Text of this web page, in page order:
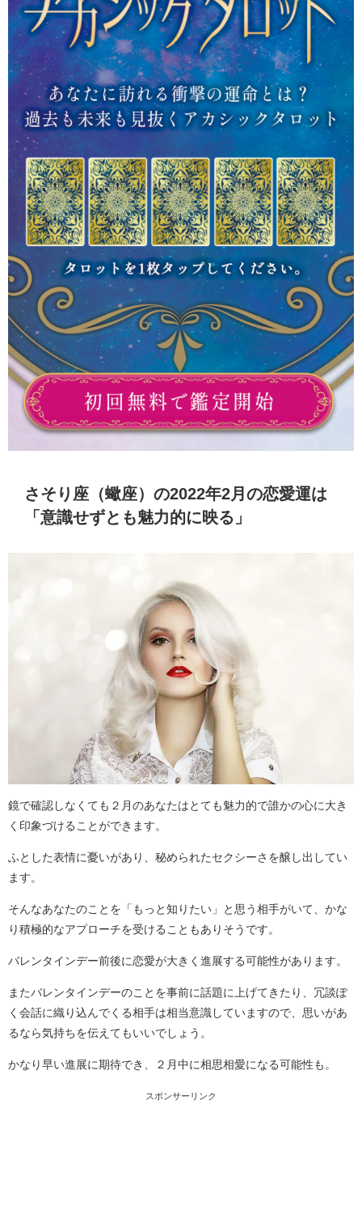
さそり座（蠍座）の2022年2月の恋愛運は
「意識せずとも魅力的に映る」
鏡で確認しなくても２月のあなたはとても魅力的で誰かの心に大き
く印象づけることができます。
ふとした表情に憂いがあり、秘められたセクシーさを醸し出してい
ます。
そんなあなたのことを「もっと知りたい」と思う相手がいて、かな
り積極的なアプローチを受けることもありそうです。
バレンタインデー前後に恋愛が大きく進展する可能性があります。
またバレンタインデーのことを事前に話題に上げてきたり、冗談ぽ
く会話に織り込んでくる相手は相当意識していますので、思いがあ
るなら気持ちを伝えてもいいでしょう。
かなり早い進展に期待でき、２月中に相思相愛になる可能性も。
スポンサーリンク